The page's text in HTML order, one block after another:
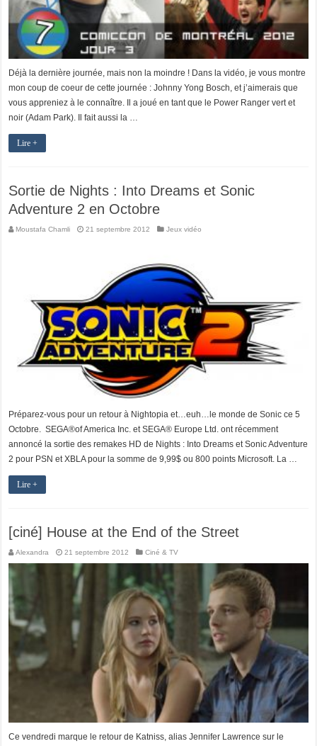
Déjà la dernière journée, mais non la moindre ! Dans la vidéo, je vous montre
mon coup de coeur de cette journée : Johnny Yong Bosch, et j’aimerais que
vous appreniez à le connaître. Il a joué en tant que le Power Ranger vert et
noir (Adam Park). Il fait aussi la …
Lire +
Sortie de Nights : Into Dreams et Sonic
Adventure 2 en Octobre
Moustafa Chamli 21 septembre 2012 Jeux vidéo
Préparez-vous pour un retour à Nightopia et…euh…le monde de Sonic ce 5
Octobre. SEGA®of America Inc. et SEGA® Europe Ltd. ont récemment
annoncé la sortie des remakes HD de Nights : Into Dreams et Sonic Adventure
2 pour PSN et XBLA pour la somme de 9,99$ ou 800 points Microsoft. La …
Lire +
[ciné] House at the End of the Street
Alexandra 21 septembre 2012 Ciné & TV
Ce vendredi marque le retour de Katniss, alias Jennifer Lawrence sur le